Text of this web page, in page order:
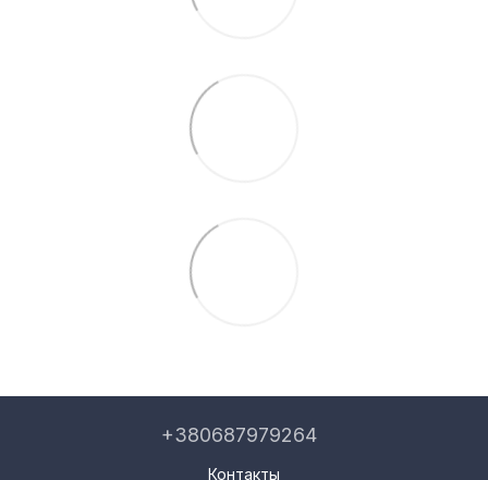
+380687979264
Контакты